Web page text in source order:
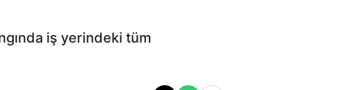
iş yerindeki tüm